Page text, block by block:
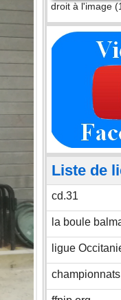
droit à l'image
Liste de
cd.31
la boule
ligue